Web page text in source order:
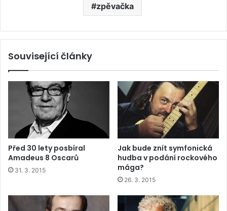
zpěvačka
Související články
Před 30 lety posbíral
Amadeus 8 Oscarů
31. 3. 2015
Jak bude znít symfonická
hudba v podání rockového
mága?
26. 3. 2015